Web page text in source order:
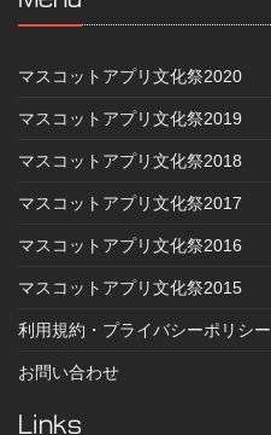
マスコットアプリ文化祭2020
マスコットアプリ文化祭2019
マスコットアプリ文化祭2018
マスコットアプリ文化祭2017
マスコットアプリ文化祭2016
マスコットアプリ文化祭2015
利用規約・プライバシーポリシー
お問い合わせ
Links